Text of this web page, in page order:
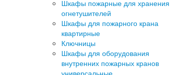
Шкафы пожарные для хранения
огнетушителей
Шкафы для пожарного крана
квартирные
Ключницы
Шкафы для оборудования
внутренних пожарных кранов